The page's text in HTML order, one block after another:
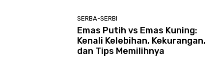
SERBA-SERBI
Emas Putih vs Emas Kuning:
Kenali Kelebihan, Kekurangan,
dan Tips Memilihnya